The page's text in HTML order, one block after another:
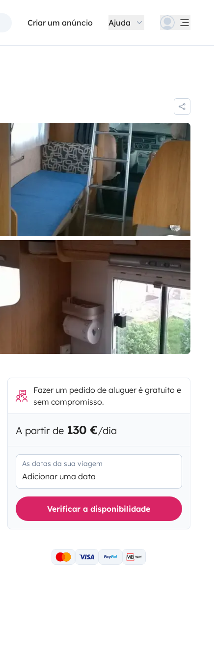
Criar um anúncio Ajuda
Fazer um pedido de aluguer é gratuito e
sem compromisso.
A partir de 130 €/dia
As datas da sua viagem
Adicionar uma data
Verificar a disponibilidade